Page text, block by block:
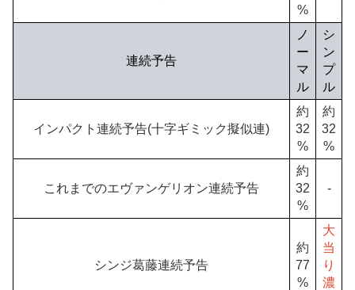
%
連続予告
ノ
ー
マ
ル
シ
ン
プ
ル
インパクト連続予告(十字ギミック擬似連)
約
32
%
約
32
%
これまでのエヴァンゲリオン連続予告
約
32
%
-
シンジ葛藤連続予告
約
77
%
大
当
り
濃